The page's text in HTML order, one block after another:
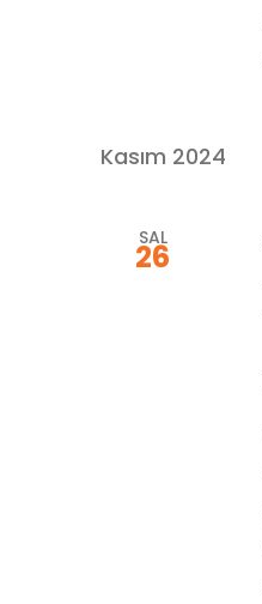
Kasım 2024
SAL
26